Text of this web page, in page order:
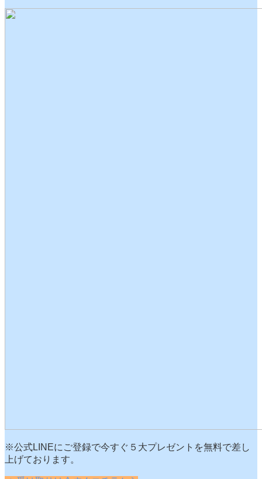
※公式LINEにご登録で今すぐ５大プレゼントを無料で差し
上げております。